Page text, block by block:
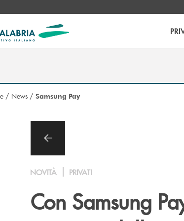
/ News / Samsung Pay
NOVITÀ PRIVATI
Con Samsung